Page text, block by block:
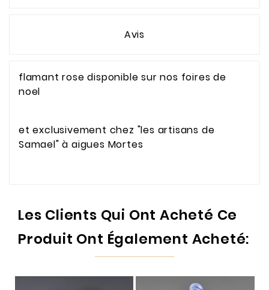
Avis
flamant rose disponible sur nos foires de
noel
et exclusivement chez "les artisans de
Samael" à aigues Mortes
Les Clients Qui Ont Acheté Ce
Produit Ont Également Acheté: